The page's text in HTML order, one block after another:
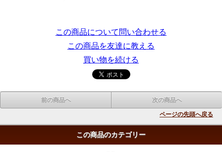
この商品について問い合わせる
この商品を友達に教える
買い物を続ける
前の商品へ 次の商品へ
ページの先頭へ戻る
この商品のカテゴリー